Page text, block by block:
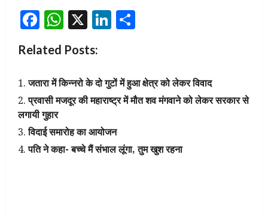
Facebook
WhatsApp
X LinkedIn
Related Posts:
जतारा में किन्नरो के दो गुटों में हुआ क्षेत्र को लेकर विवाद
प्रवासी मजदूर की महाराष्ट्र में मौत शव मंगवाने को लेकर सरकार से
लगायी गुहार
विदाई समारोह का आयोजन
पति ने कहा- बच्चे मैं संभाल लूंगा, तुम खुश रहना